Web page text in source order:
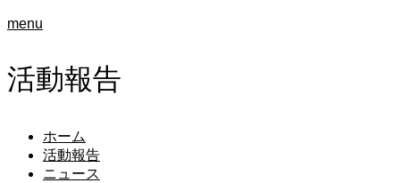
menu
活動報告
ホーム
活動報告
ニュース